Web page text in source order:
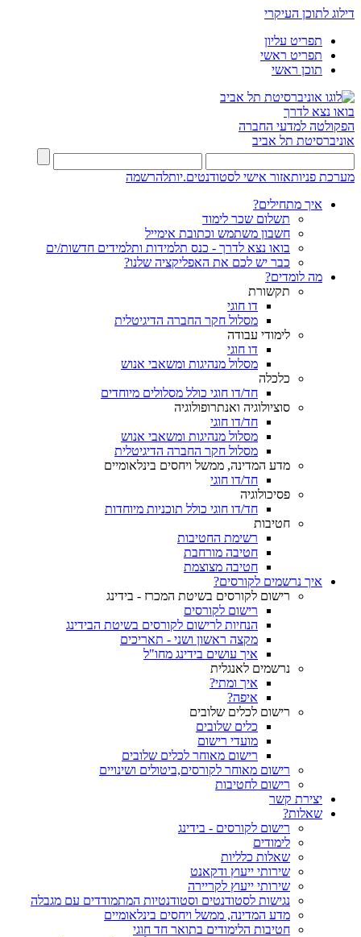
דילוג לתוכן העיקרי
תפריט עליון
תפריט ראשי
תוכן ראשי
בואו נצא לדרך
הפקולטה למדעי החברה
אוניברסיטת תל אביב
מערכת פניותאזור אישי לסטודנטים.יותלהרשמה
איך מתחילים?
תשלום שכר לימוד
חשבון משתמש וכתובת אימייל
בואו נצא לדרך - כנס תלמידות ותלמידים חדשות/ים
כבר יש לכם את האפליקציה שלנו?
מה לומדים?
תקשורת
דו חוגי
מסלול חקר החברה הדיגיטלית
לימודי עבודה
דו חוגי
מסלול מנהיגות ומשאבי אנוש
כלכלה
חד/דו חוגי כולל מסלולים מיוחדים
סוציולוגיה ואנתרופולוגיה
חד/דו חוגי
מסלול מנהיגות ומשאבי אנוש
מסלול חקר החברה הדיגיטלית
מדע המדינה, ממשל ויחסים בינלאומיים
חד/דו חוגי
פסיכולוגיה
חד/דו חוגי כולל תוכניות מיוחדות
חטיבות
רשימת החטיבות
חטיבה מורחבת
חטיבה מצוצמת
איך נרשמים לקורסים?
רישום לקורסים בשיטת המכרז - בידינג
רישום לקורסים
הנחיות לרישום לקורסים בשיטת הבידינג
מקצה ראשון ושני - תאריכים
איך עושים בידינג מחו"ל
נרשמים לאנגלית
איך ומתי?
איפה?
רישום לכלים שלובים
כלים שלובים
מועדי רישום
רישום מאוחר לכלים שלובים
רישום מאוחר לקורסים,ביטולים ושינויים
רישום לחטיבות
יצירת קשר
שאלות?
רישום לקורסים - בידינג
לימודים
שאלות כלליות
שירותי ייעוץ ודקאנט
שירותי ייעוץ לקריירה
נגישות לסטודנטים וסטודנטיות המתמודדים עם מגבלה
מדע המדינה, ממשל ויחסים בינלאומיים
חטיבות הלימודים בתואר חד חוגי